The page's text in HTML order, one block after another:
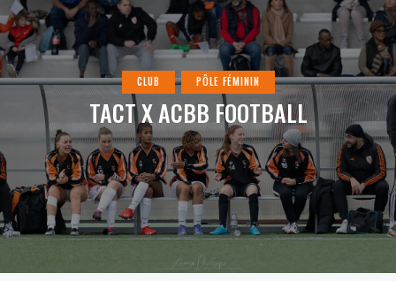
CLUB PÔLE FÉMININ
TACT X ACBB FOOTBALL